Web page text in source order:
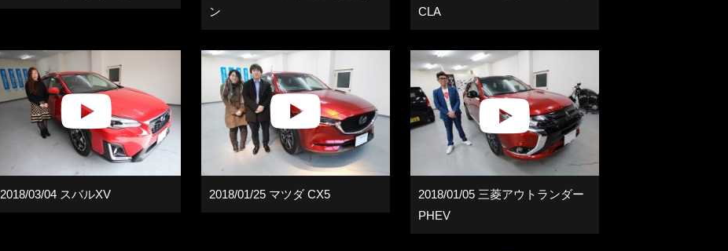
ン
CLA
2018/03/04 スバルXV 2018/01/25 マツダ CX5
2018/01/05 三菱アウトランダー
PHEV